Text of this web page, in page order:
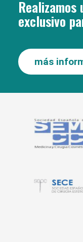
exclusivo
más